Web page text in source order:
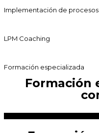
Implementación de procesos
LPM Coaching
Formación especializada
Formación